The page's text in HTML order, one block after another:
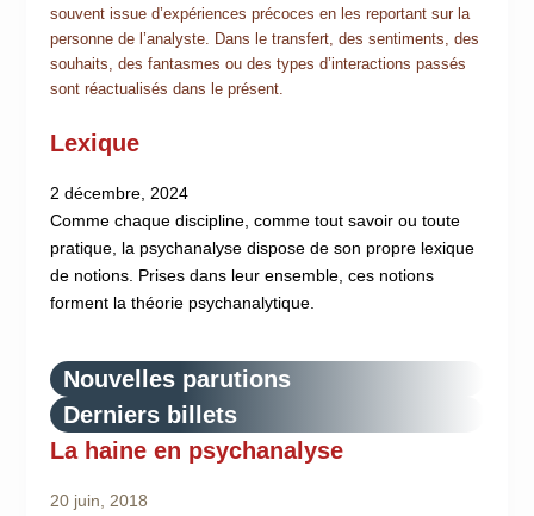
souvent issue d’expériences précoces en les reportant sur la
personne de l’analyste. Dans le transfert, des sentiments, des
souhaits, des fantasmes ou des types d’interactions passés
sont réactualisés dans le présent.
Lexique
2 décembre, 2024
Comme chaque discipline, comme tout savoir ou toute
pratique, la psychanalyse dispose de son propre lexique
de notions. Prises dans leur ensemble, ces notions
forment la théorie psychanalytique.
Nouvelles parutions
Derniers billets
La haine en psychanalyse
20 juin, 2018